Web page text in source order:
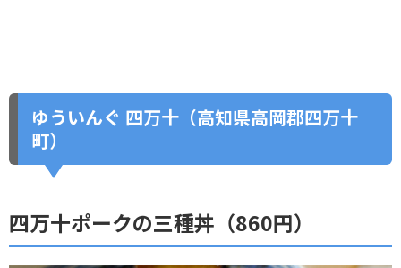
ゆういんぐ 四万十（高知県高岡郡四万十
町）
四万十ポークの三種丼（860円）